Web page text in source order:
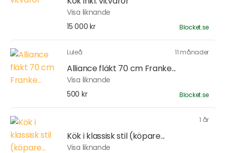
Visa liknande
15 000 kr
Blocket.se
Luleå 11 månader
Alliance fläkt 70 cm Franke...
Visa liknande
500 kr
Blocket.se
1 år
Kök i klassisk stil (köpare...
Visa liknande